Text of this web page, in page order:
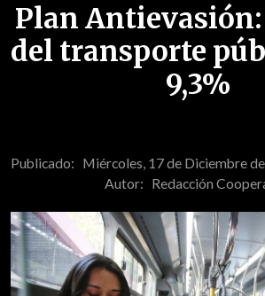
Plan Antievasión:
del transporte
9,3%
Publicado: Miércoles, 17 de Diciembre
Autor: Redacción